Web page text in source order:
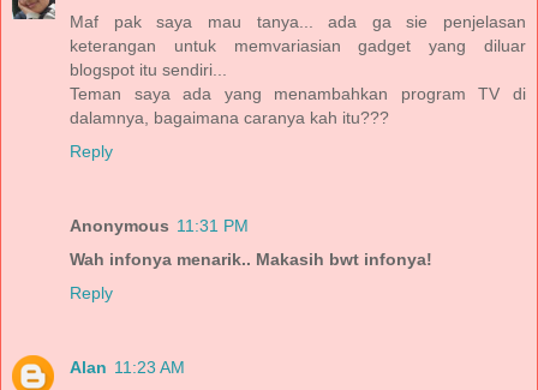
Maf pak saya mau tanya... ada ga sie penjelasan
keterangan untuk memvariasian gadget yang diluar
blogspot itu sendiri...
Teman saya ada yang menambahkan program TV di
dalamnya, bagaimana caranya kah itu???
Reply
Anonymous 11:31 PM
Wah infonya menarik.. Makasih bwt infonya!
Reply
Alan 11:23 AM